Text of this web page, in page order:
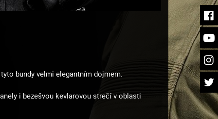
bundy velmi elegantním dojmem.
i bezešvou kevlarovou strečí v oblasti